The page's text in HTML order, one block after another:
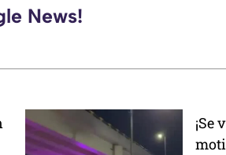
News!
¡Se